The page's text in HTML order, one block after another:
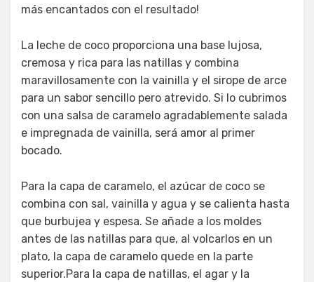
más encantados con el resultado!
La leche de coco proporciona una base lujosa,
cremosa y rica para las natillas y combina
maravillosamente con la vainilla y el sirope de arce
para un sabor sencillo pero atrevido. Si lo cubrimos
con una salsa de caramelo agradablemente salada
e impregnada de vainilla, será amor al primer
bocado.
Para la capa de caramelo, el azúcar de coco se
combina con sal, vainilla y agua y se calienta hasta
que burbujea y espesa. Se añade a los moldes
antes de las natillas para que, al volcarlos en un
plato, la capa de caramelo quede en la parte
superior.Para la capa de natillas, el agar y la